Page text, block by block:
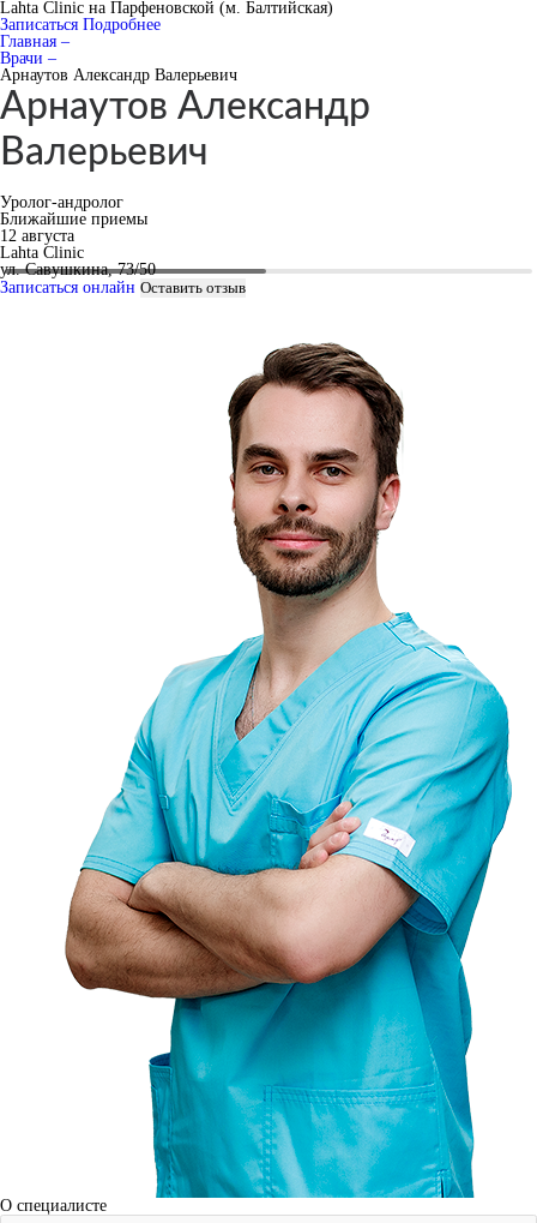
Lahta Clinic на Парфеновской (м. Балтийская)
Записаться Подробнее
Главная –
Врачи –
Арнаутов Александр Валерьевич
Арнаутов Александр
Валерьевич
Уролог-андролог
Ближайшие приемы
12 августа
Lahta Clinic
ул. Савушкина, 73/50
Записаться онлайн Оставить отзыв
О специалисте